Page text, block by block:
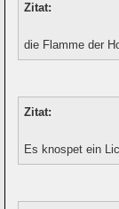
Zitat:
die Flamme der
Zitat:
Es knospet ein